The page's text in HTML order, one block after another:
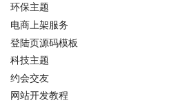
环保主题
电商上架服务
登陆页源码模板
科技主题
约会交友
网站开发教程